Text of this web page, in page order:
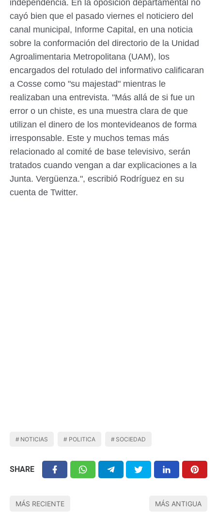
independencia. En la oposición departamental no
cayó bien que el pasado viernes el noticiero del
canal municipal, Informe Capital, en una noticia
sobre la conformación del directorio de la Unidad
Agroalimentaria Metropolitana (UAM), los
encargados del rotulado del informativo calificaran
a Cosse como "su majestad" mientras le
realizaban una entrevista. "Más allá de si fue un
error o un chiste, es una muestra clara de que
utilizan el dinero de los montevideanos de forma
irresponsable. Este y muchos temas más
relacionado al comité de base televisivo, serán
tratados cuando vengan a dar explicaciones a la
Junta. Vergüenza.", escribió Rodríguez en su
cuenta de Twitter.
NOTICIAS POLITICA SOCIEDAD
SHARE
MÁS RECIENTE MÁS ANTIGUA